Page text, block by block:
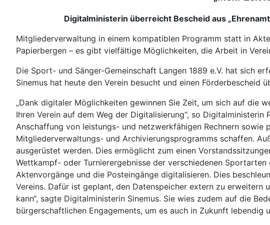
Digitalministerin überreicht Bescheid aus
Mitgliederverwaltung in einem kompatiblen Programm statt in
Papierbergen – es gibt vielfältige Möglichkeiten, die Arbeit in
Die Sport- und Sänger-Gemeinschaft Langen 1889 e.V. hat sich
Sinemus hat heute den Verein besucht und einen Förderbescheid
„Dank digitaler Möglichkeiten gewinnen Sie Zeit, um sich auf die
Ihren Verein auf dem Weg der Digitalisierung“, so
Anschaffung von leistungs- und netzwerkfähigen Rechnern sowie
Mitgliederverwaltungs- und Archivierungsprogramms schaffen.
ausgerüstet werden. Dies ermöglicht zum einen
Wettkampf- oder Turnierergebnisse der verschiedenen
Aktenvorgänge und die Posteingänge digitalisieren. Dies
Vereins. Dafür ist geplant, den Datenspeicher extern zu erweitern
kann“, sagte Digitalministerin Sinemus. Sie wies zudem auf die
bürgerschaftlichen Engagements, um es auch in Zukunft